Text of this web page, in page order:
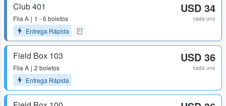
Club 401
Fila A
1 - 6 boletos
Entrega Rápida
USD 34
cada uno
Field Box 103
Fila A
2 boletos
Entrega Rápida
USD 36
cada uno